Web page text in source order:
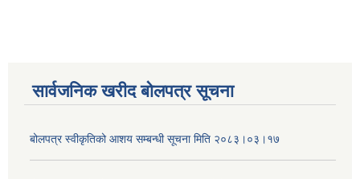
सार्वजनिक खरीद बोलपत्र सूचना
बोलपत्र स्वीकृतिको आशय सम्बन्धी सूचना मिति २०८३।०३।१७